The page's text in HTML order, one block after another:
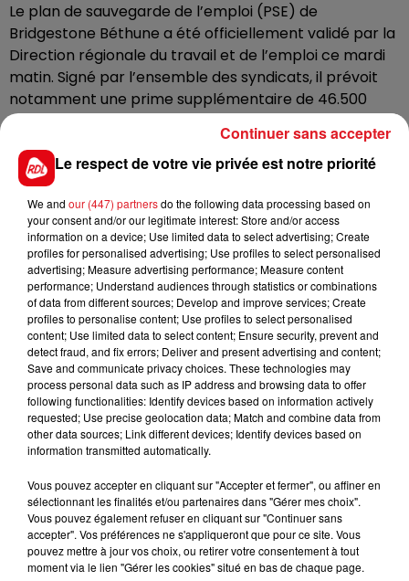
Le plan de sauvegarde de l’emploi (PSE) de
Bridgestone Béthune a été officiellement validé par la
Direction régionale du travail et de l’emploi ce mardi
matin. Signé par l’ensemble des syndicats, il prévoit
notamment une prime supplémentaire de 46.500
euros, avec 2.500 euros pour chaque année
d’ancienneté. Les salariés pourront aussi bénéficier
d’un congé de formation de 2 ans. Les premières
lettres de licenciement seront envoyées début mai.
FIL D'ACTUS
15 juillet 2026
VOLONTAIRE EN COURS, APRÈS LA...
Selon les premiers éléments, le logement servait
à des prostituées
Le respect de votre vie privée est notre priorité
We and our (447) partnersdo the following data processing based on
your consent and/or our legitimate interest: Store and/or access
information on a device; Use limited data to select advertising; Create
profiles for personalised advertising; Use profiles to select personalised
advertising; Measure advertising performance; Measure content
performance; Understand audiences through statistics or combinations
of data from different sources; Develop and improve services; Create
profiles to personalise content; Use profiles to select personalised
content; Use limited data to select content; Ensure security, prevent and
detect fraud, and fix errors; Deliver and present advertising and content;
Save and communicate privacy choices. These technologies may
process personal data such as IP address and browsing data to offer
following functionalities: Identify devices based on information actively
requested; Use precise geolocation data; Match and combine data from
other data sources; Link different devices; Identify devices based on
information transmitted automatically.
Vous pouvez accepter en cliquant sur "Accepter et fermer", ou affiner en
sélectionnant les finalités et/ou partenaires dans "Gérer mes choix".
Vous pouvez également refuser en cliquant sur "Continuer sans
accepter". Vos préférences ne s'appliqueront que pour ce site. Vous
pouvez mettre à jour vos choix, ou retirer votre consentement à tout
moment via le lien "Gérer les cookies" situé en bas de chaque page.
Continuer sans accepter